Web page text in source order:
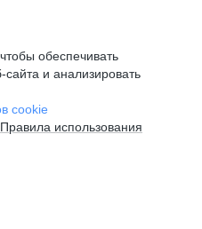
обеспечивать
и анализировать
cookie
Правила использования